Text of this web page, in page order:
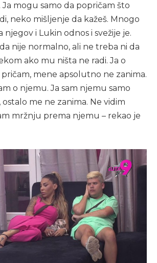
mogu samo da popričam što
neko mišljenje da kažeš. Mnogo
i Lukin odnos i svežije je.
nije normalno, ali ne treba ni da
ako mu ništa ne radi. Ja o
mene apsolutno ne zanima.
o njemu. Ja sam njemu samo
ostalo me ne zanima. Ne vidim
mržnju prema njemu – rekao je